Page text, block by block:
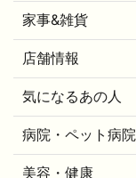
家事&雑貨
店舗情報
気になるあの人
病院・ペット病院
美容・健康